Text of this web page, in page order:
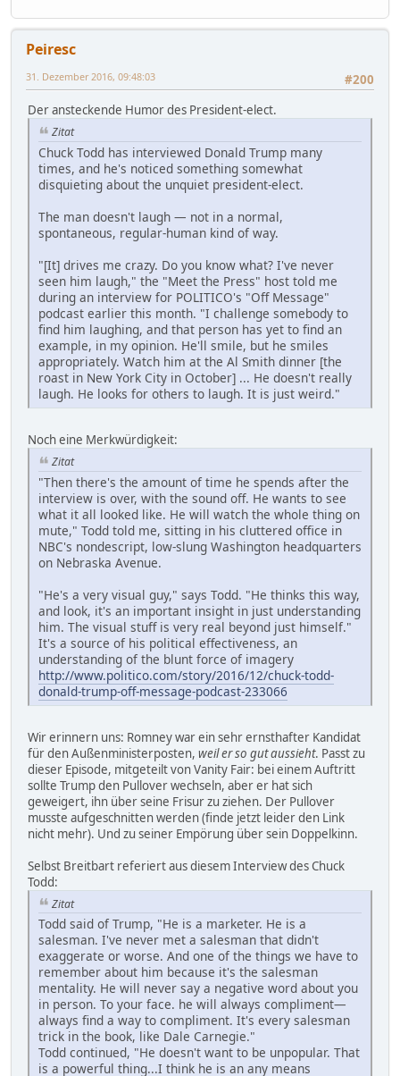
Peiresc
#200
31. Dezember 2016, 09:48:03
Der ansteckende Humor des President-elect.
Zitat
Chuck Todd has interviewed Donald Trump many
times, and he's noticed something somewhat
disquieting about the unquiet president-elect.
The man doesn't laugh — not in a normal,
spontaneous, regular-human kind of way.
"[It] drives me crazy. Do you know what? I've never
seen him laugh," the "Meet the Press" host told me
during an interview for POLITICO's "Off Message"
podcast earlier this month. "I challenge somebody to
find him laughing, and that person has yet to find an
example, in my opinion. He'll smile, but he smiles
appropriately. Watch him at the Al Smith dinner [the
roast in New York City in October] ... He doesn't really
laugh. He looks for others to laugh. It is just weird."
Noch eine Merkwürdigkeit:
Zitat
"Then there's the amount of time he spends after the
interview is over, with the sound off. He wants to see
what it all looked like. He will watch the whole thing on
mute," Todd told me, sitting in his cluttered office in
NBC's nondescript, low-slung Washington headquarters
on Nebraska Avenue.
"He's a very visual guy," says Todd. "He thinks this way,
and look, it's an important insight in just understanding
him. The visual stuff is very real beyond just himself."
It's a source of his political effectiveness, an
understanding of the blunt force of imagery
http://www.politico.com/story/2016/12/chuck-todd-
donald-trump-off-message-podcast-233066
Wir erinnern uns: Romney war ein sehr ernsthafter Kandidat
für den Außenministerposten, weil er so gut aussieht. Passt zu
dieser Episode, mitgeteilt von Vanity Fair: bei einem Auftritt
sollte Trump den Pullover wechseln, aber er hat sich
geweigert, ihn über seine Frisur zu ziehen. Der Pullover
musste aufgeschnitten werden (finde jetzt leider den Link
nicht mehr). Und zu seiner Empörung über sein Doppelkinn.
Selbst Breitbart referiert aus diesem Interview des Chuck
Todd:
Zitat
Todd said of Trump, "He is a marketer. He is a
salesman. I've never met a salesman that didn't
exaggerate or worse. And one of the things we have to
remember about him because it's the salesman
mentality. He will never say a negative word about you
in person. To your face. he will always compliment—
always find a way to compliment. It's every salesman
trick in the book, like Dale Carnegie."
Todd continued, "He doesn't want to be unpopular. That
is a powerful thing...I think he is an any means